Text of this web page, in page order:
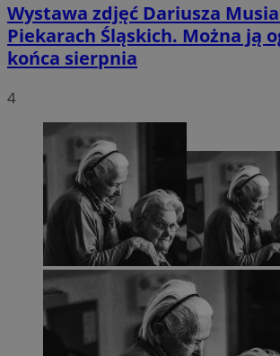
Wystawa zdjęć Dariusza
Piekarach Śląskich. Można ją
końca sierpnia
4